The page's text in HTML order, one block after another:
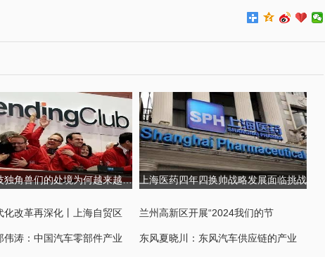
金融科技独角兽们的处境为何越来越尴尬? 上海医药四年四换帅战略发展面临挑战
化改革再深化丨上海自贸区 兰州高新区开展“2024我们的节
伟涛：中国汽车零部件产业 东风夏晓川：东风汽车供应链的产业